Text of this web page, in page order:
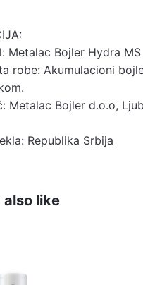
Metalac Bojler Hydra MS
robe: Akumulacioni
Metalac Bojler d.o.o,
Republika Srbija
also like